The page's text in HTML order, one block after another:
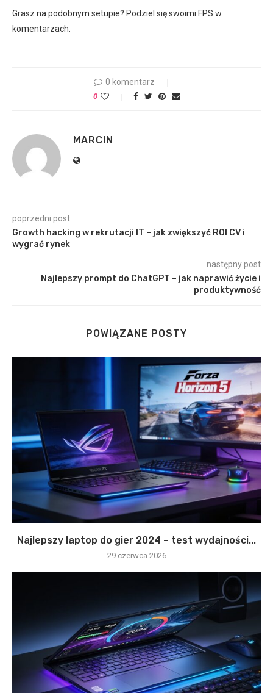
Grasz na podobnym setupie? Podziel się swoimi FPS w
komentarzach.
0 komentarz
0
MARCIN
poprzedni post
Growth hacking w rekrutacji IT – jak zwiększyć ROI CV i
wygrać rynek
następny post
Najlepszy prompt do ChatGPT – jak naprawić życie i
produktywność
POWIĄZANE POSTY
Najlepszy laptop do gier 2024 – test wydajności...
29 czerwca 2026